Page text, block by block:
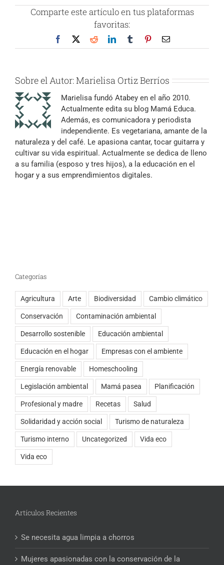
Comparte este artículo en tus plataformas
favoritas:
Facebook RedditLinkedInTumblr PinterestCorreo
electrónico
Sobre el Autor:Marielisa Ortiz Berríos
Marielisa fundó Atabey en el año 2010.
Actualmente edita su blog Mamá Educa.
Además, es comunicadora y periodista
independiente. Es vegetariana, amante de la
naturaleza y del café. Le apasiona cantar, tocar guitarra y
cultivar su vida espiritual. Actualmente se dedica de lleno
a su familia (esposo y tres hijos), a la educación en el
hogar y a sus emprendimientos digitales.
Categorías
Agricultura Arte Biodiversidad Cambio climático
Conservación Contaminación ambiental
Desarrollo sostenible Educación ambiental
Educación en el hogar Empresas con el ambiente
Energía renovable Homeschooling
Legislación ambiental Mamá pasea Planificación
Profesional y madre Recetas Salud
Solidaridad y acción social Turismo de naturaleza
Turismo interno Uncategorized Vida eco
Vida eco
Artículos Recientes
Se necesita agua limpia a chorros
Mujeres apasionadas con la conservación de la